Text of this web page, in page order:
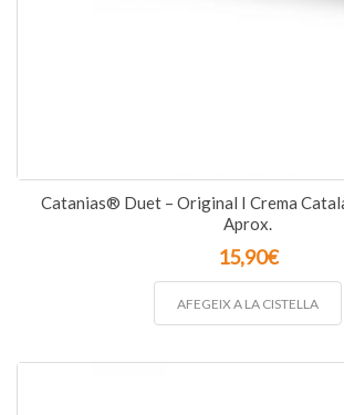
Catanias® Duet – Original I Crema
Aprox.
15,90€
AFEGEIX A LA CISTELLA